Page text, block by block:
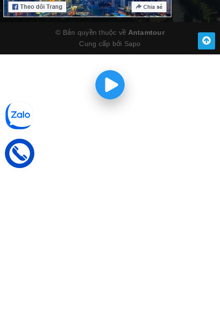
© Bản quyền thuộc về Antamtour
Cung cấp bởi Sapo